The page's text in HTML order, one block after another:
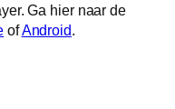
Ga hier naar de
ofAndroid.